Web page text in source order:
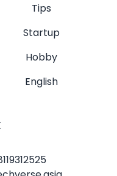
Tips
Startup
Hobby
English